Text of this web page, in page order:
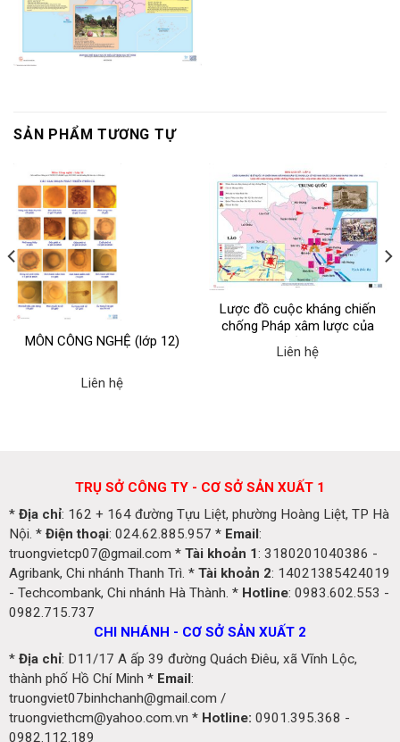
SẢN PHẨM TƯƠNG TỰ
MÔN CÔNG NGHỆ (lớp 12)
Liên hệ
Lược đồ cuộc kháng chiến
chống Pháp xâm lược của
nhân dân Bắc Kì (1858 –
1884)
Liên hệ
TRỤ SỞ CÔNG TY - CƠ SỞ SẢN XUẤT 1
* Địa chỉ: 162 + 164 đường Tựu Liệt, phường Hoàng Liệt, TP Hà
Nội. * Điện thoại: 024.62.885.957 * Email:
truongvietcp07@gmail.com * Tài khoản 1: 3180201040386 -
Agribank, Chi nhánh Thanh Trì. * Tài khoản 2: 14021385424019
- Techcombank, Chi nhánh Hà Thành. * Hotline: 0983.602.553 -
0982.715.737
CHI NHÁNH - CƠ SỞ SẢN XUẤT 2
* Địa chỉ: D11/17 A ấp 39 đường Quách Điêu, xã Vĩnh Lộc,
thành phố Hồ Chí Minh * Email:
truongviet07binhchanh@gmail.com /
truongviethcm@yahoo.com.vn * Hotline: 0901.395.368 -
0982.112.189